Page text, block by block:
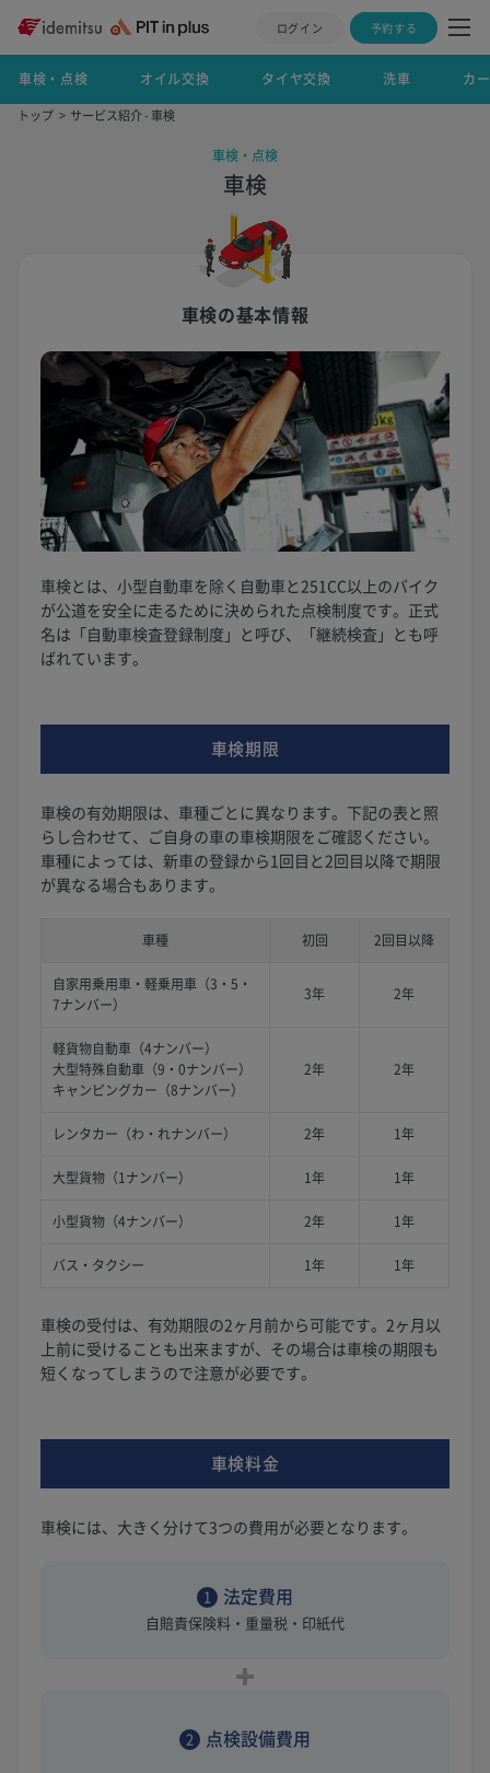
ログイン 予約する
車検・点検 オイル交換 タイヤ交換 洗車 カ
トップ サービス紹介 - 車検
車検・点検
車検
車検の基本情報
車検とは、小型自動車を除く自動車と251CC以上のバイク
が公道を安全に走るために決められた点検制度です。正式
名は「自動車検査登録制度」と呼び、「継続検査」とも呼
ばれています。
車検期限
車検の有効期限は、車種ごとに異なります。下記の表と照
らし合わせて、ご自身の車の車検期限をご確認ください。
車種によっては、新車の登録から1回目と2回目以降で期限
が異なる場合もあります。
車種 初回 2回目以降
自家用乗用車・軽乗用車（3・5・
7ナンバー）
3年 2年
軽貨物自動車（4ナンバー）
大型特殊自動車（9・0ナンバー）
キャンピングカー（8ナンバー）
2年 2年
レンタカー（わ・れナンバー） 2年 1年
大型貨物（1ナンバー） 1年 1年
小型貨物（4ナンバー） 2年 1年
バス・タクシー 1年 1年
車検の受付は、有効期限の2ヶ月前から可能です。2ヶ月以
上前に受けることも出来ますが、その場合は車検の期限も
短くなってしまうので注意が必要です。
車検料金
車検には、大きく分けて3つの費用が必要となります。
1 法定費用
自賠責保険料・重量税・印紙代
2 点検設備費用